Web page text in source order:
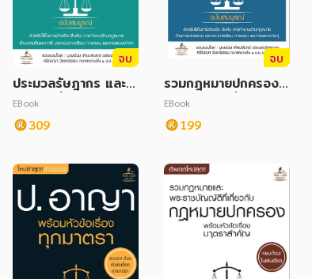
จบ
ประมวลรัษฎากร และก
ฎหมายเกี่ยวกับภาษีอาก
ร พร้อมหัวข้อเรื่องมาต
ราสำคัญ ฉบับสมบูรณ์
EBook
309
จบ
รวมกฎหมายปกครอง
พร้อมหัวข้อเรื่องมาตรา
สำคัญ ฉบับสมบูรณ์
EBook
199